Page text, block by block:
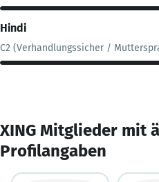
Hindi
C2 (Verhandlungssicher /
XING Mitglieder mit
Profilangaben